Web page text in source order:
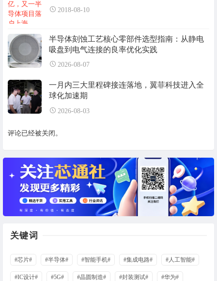
2018-08-10
半导体刻蚀工艺核心零部件选型指南：从静电
吸盘到电气连接的良率优化实践
2026-08-07
一月内三大里程碑接连落地，翼菲科技进入全
球化加速期
2026-08-03
评论已经被关闭。
关键词
#芯片# #半导体# #智能手机# #集成电路# #人工智能#
#IC设计# #5G# #晶圆制造# #封装测试# #华为#